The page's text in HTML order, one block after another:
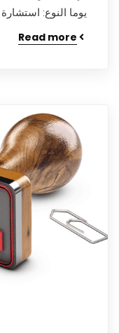
يوما النوع: استشارة
Read more